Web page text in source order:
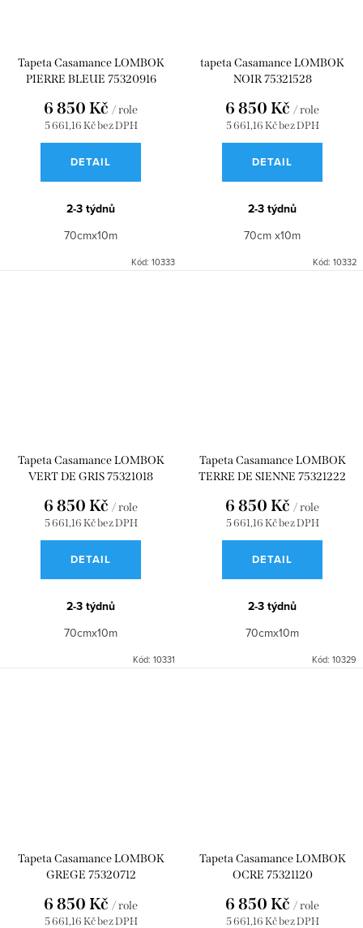
Tapeta Casamance LOMBOK
PIERRE BLEUE 75320916
5 661,16 Kč bez DPH
6 850 Kč / role
DETAIL
2-3 týdnů
70cmx10m
Kód: 10333
tapeta Casamance LOMBOK
NOIR 75321528
5 661,16 Kč bez DPH
6 850 Kč / role
DETAIL
2-3 týdnů
70cm x10m
Kód: 10332
Tapeta Casamance LOMBOK
VERT DE GRIS 75321018
5 661,16 Kč bez DPH
6 850 Kč / role
DETAIL
2-3 týdnů
70cmx10m
Kód: 10331
Tapeta Casamance LOMBOK
TERRE DE SIENNE 75321222
5 661,16 Kč bez DPH
6 850 Kč / role
DETAIL
2-3 týdnů
70cmx10m
Kód: 10329
Tapeta Casamance LOMBOK
GREGE 75320712
5 661,16 Kč bez DPH
6 850 Kč / role
Tapeta Casamance LOMBOK
OCRE 75321120
5 661,16 Kč bez DPH
6 850 Kč / role